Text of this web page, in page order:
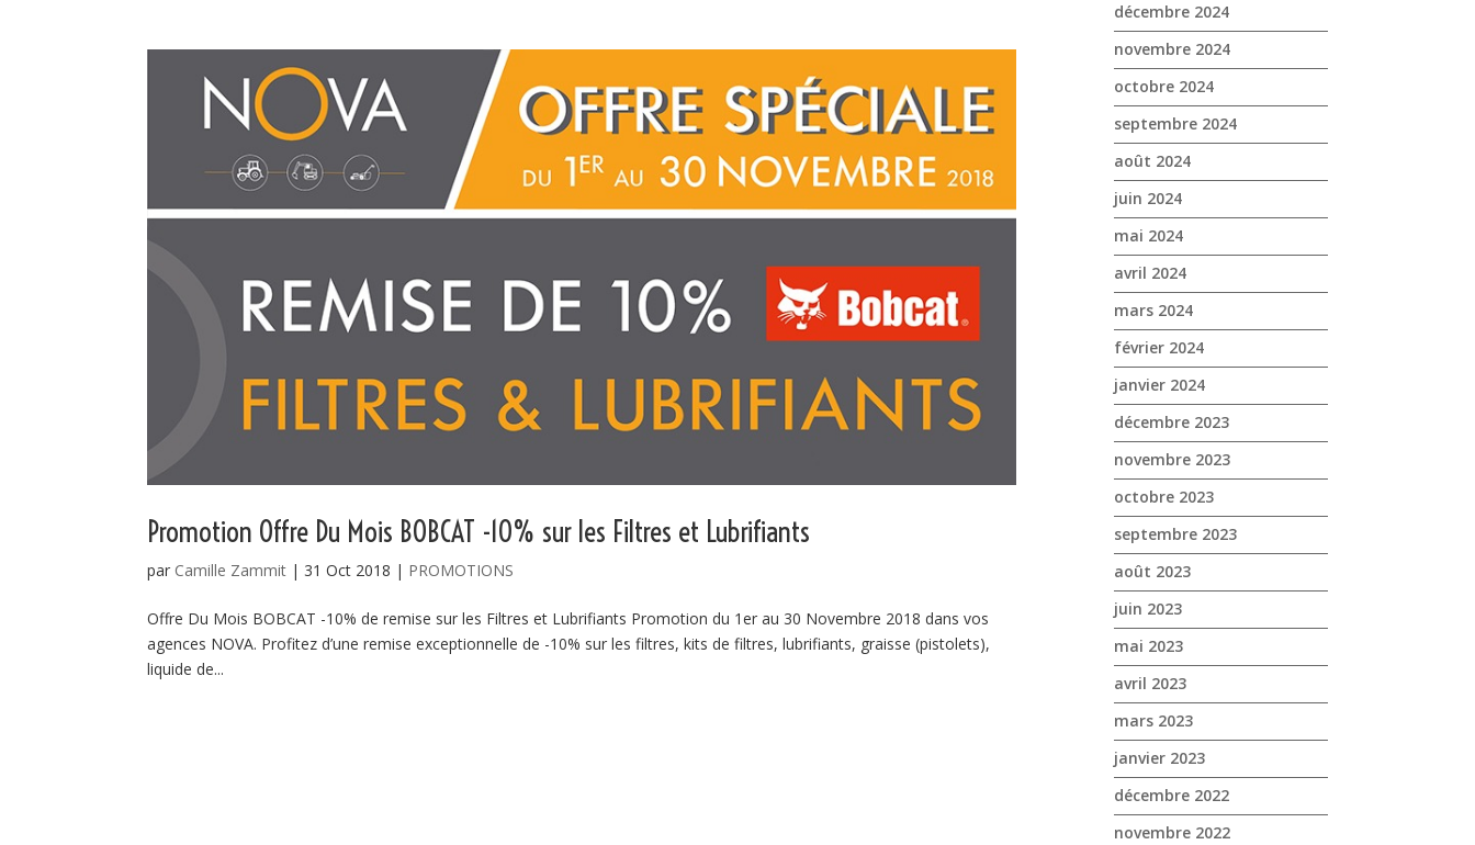
Promotion Offre Du Mois BOBCAT -10% sur les Filtres et Lubrifiants
par Camille Zammit | 31 Oct 2018 | PROMOTIONS
Offre Du Mois BOBCAT -10% de remise sur les Filtres et Lubrifiants Promotion du 1er au 30 Novembre 2018 dans vos
agences NOVA. Profitez d’une remise exceptionnelle de -10% sur les filtres, kits de filtres, lubrifiants, graisse (pistolets),
liquide de...
décembre 2024
novembre 2024
octobre 2024
septembre 2024
août 2024
juin 2024
mai 2024
avril 2024
mars 2024
février 2024
janvier 2024
décembre 2023
novembre 2023
octobre 2023
septembre 2023
août 2023
juin 2023
mai 2023
avril 2023
mars 2023
janvier 2023
décembre 2022
novembre 2022